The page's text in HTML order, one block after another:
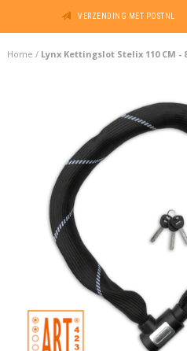
VERZENDING MET POSTNL
Home / Lynx Kettingslot Stelix 110 CM -